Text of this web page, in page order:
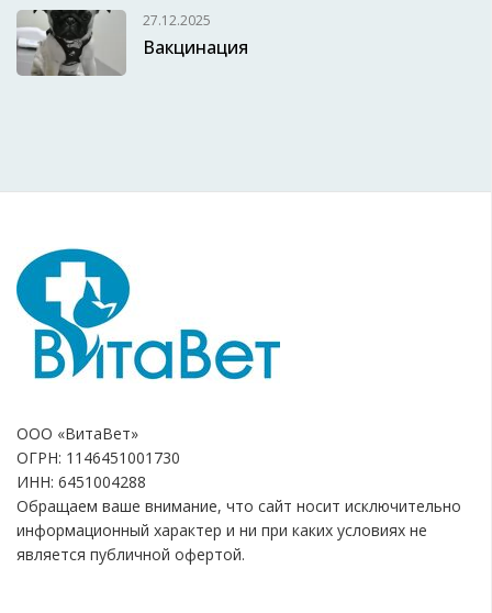
27.12.2025
Вакцинация
ООО «ВитаВет»
ОГРН: 1146451001730
ИНН: 6451004288
Обращаем ваше внимание, что сайт носит исключительно
информационный характер и ни при каких условиях не
является публичной офертой.